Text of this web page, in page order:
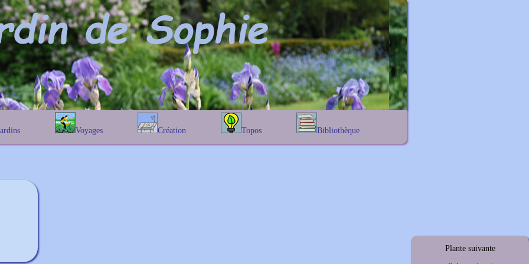
Voyages
En Belgique
Création
Prairies fleuries
Topos
Les chênes
Bibliothèque
Lexique noms propres
Plante suivante